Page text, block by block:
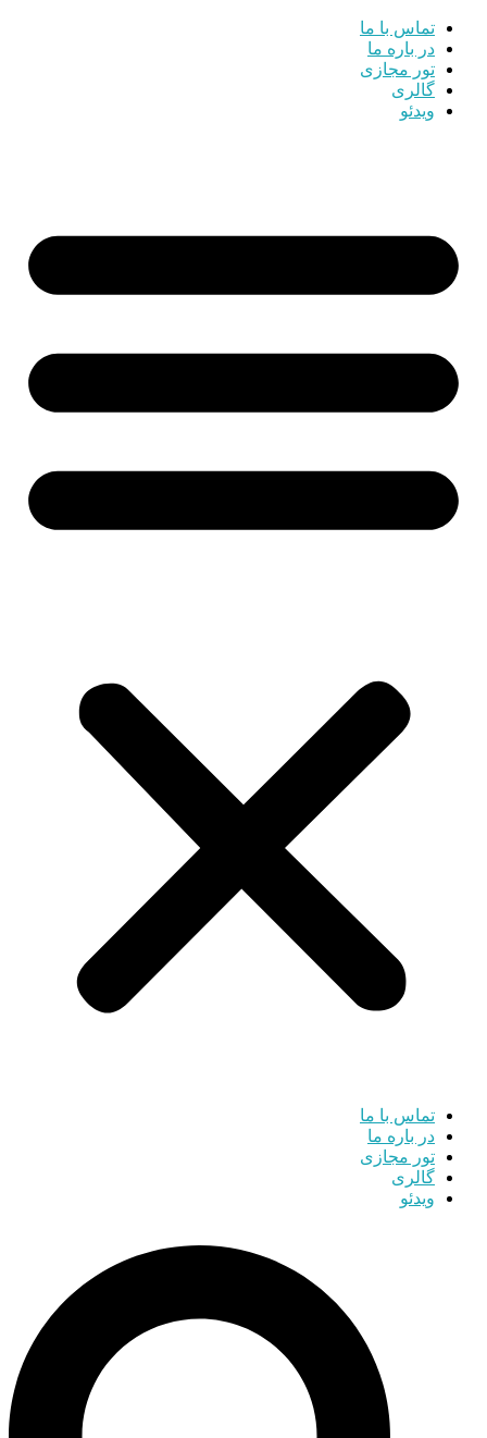
تماس با ما
در باره ما
تور مجازی
گالری
ویدئو
تماس با ما
در باره ما
تور مجازی
گالری
ویدئو